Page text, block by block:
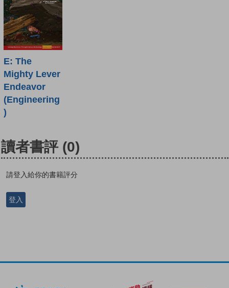
E: The
Mighty Lever
Endeavor
(Engineering
)
讀者書評 (0)
請登入給你的書籍評分
登入